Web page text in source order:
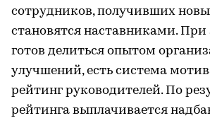
сотрудников, получивших
становятся наставниками. При
готов делиться опытом
улучшений, есть система
рейтинг руководителей. По
рейтинга выплачивается